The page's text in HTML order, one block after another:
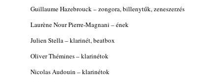
„Sweet Sphere”
2026. augusztus 07.
Jazz-rock albumok 1984-ből - John Scofield
2026. augusztus 06.
X. BOHÉM JAZZFŐVÁROS fesztivál,
Guillaume Hazebrouck – zongora, billenytűk, zeneszerzés
Laurène Nour Pierre-Magnani – ének
Julien Stella – klarinét, beatbox
Oliver Thémines – klarinétok
Nicolas Audouin – klarinétok